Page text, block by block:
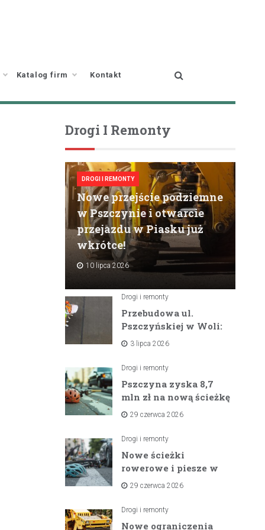
Katalog firm Kontakt
Drogi I Remonty
DROGI I REMONTY
Nowe przejście podziemne
w Pszczynie i otwarcie
przejazdu w Piasku już
wkrótce!
10 lipca 2026
Drogi i remonty
Przebudowa ul.
Pszczyńskiej w Woli:
Wielka inwestycja
horyzoncie
3 lipca 2026
Drogi i remonty
Pszczyna zyska 8,7
mln zł na nową ścieżkę
rowerową między
29 czerwca 2026
Drogi i remonty
Nowe ścieżki
rowerowe i piesze w
gminach Suszec i
unijnemu wsparciu
29 czerwca 2026
Drogi i remonty
Nowe ograniczenia